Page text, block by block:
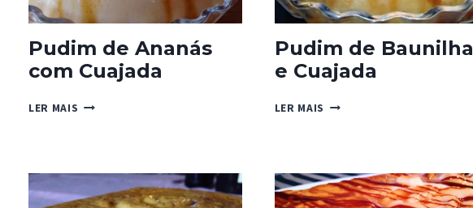
Pudim de Ananás
com Cuajada
LER MAIS PUDIM
CUAJADA
Pudim de Baunilha
e Cuajada
LER MAIS PUDIM
CUAJADA